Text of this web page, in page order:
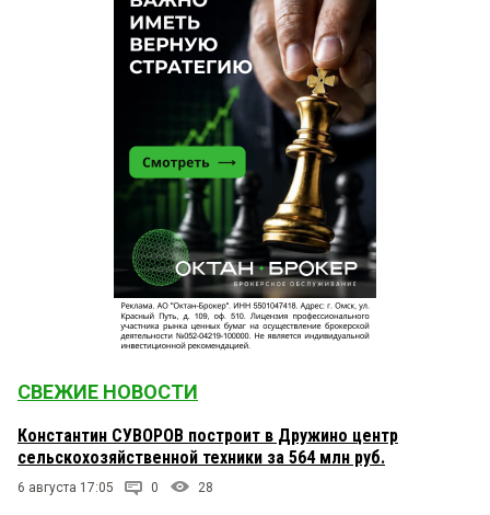
СВЕЖИЕ НОВОСТИ
Константин СУВОРОВ построит в Дружино центр
сельскохозяйственной техники за 564 млн руб.
6 августа 17:05 0 28